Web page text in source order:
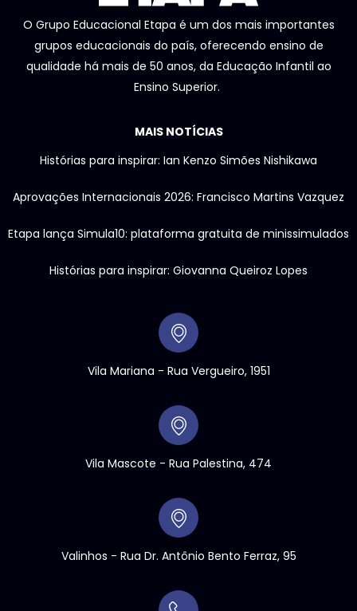
O Grupo Educacional Etapa é um dos mais importantes
grupos educacionais do país, oferecendo ensino de
qualidade há mais de 50 anos, da Educação Infantil ao
Ensino Superior.
MAIS NOTÍCIAS
Histórias para inspirar: Ian Kenzo Simões Nishikawa
Aprovações Internacionais 2026: Francisco Martins Vazquez
Etapa lança Simula10: plataforma gratuita de minissimulados
Histórias para inspirar: Giovanna Queiroz Lopes
Vila Mariana - Rua Vergueiro, 1951
Vila Mascote - Rua Palestina, 474
Valinhos - Rua Dr. Antônio Bento Ferraz, 95